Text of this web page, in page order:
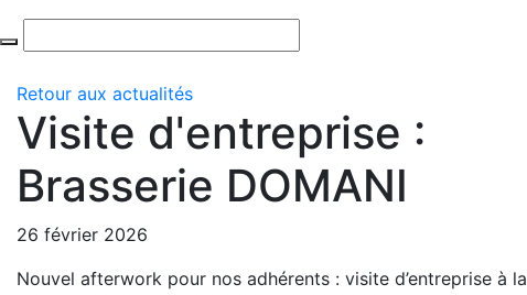
Retour aux actualités
Visite d'entreprise :
Brasserie DOMANI
26 février 2026
Nouvel afterwork pour nos adhérents : visite d’entreprise à la